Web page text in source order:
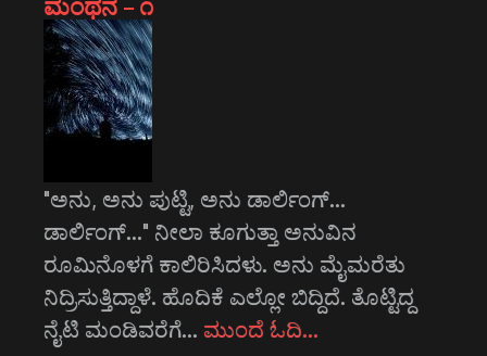
"ಅನು, ಅನು ಪುಟ್ಟಿ, ಅನು ಡಾರ್ಲಿಂಗ್...
ಡಾರ್ಲಿಂಗ್..." ನೀಲಾ ಕೂಗುತ್ತಾ ಅನುವಿನ
ರೂಮಿನೊಳಗೆ ಕಾಲಿರಿಸಿದಳು. ಅನು ಮೈಮರೆತು
ನಿದ್ರಿಸುತ್ತಿದ್ದಾಳೆ. ಹೊದಿಕೆ ಎಲ್ಲೋ ಬಿದ್ದಿದೆ. ತೊಟ್ಟಿದ್ದ
ನೈಟಿ ಮಂಡಿವರೆಗೆ… ಮುಂದೆ ಓದಿ…